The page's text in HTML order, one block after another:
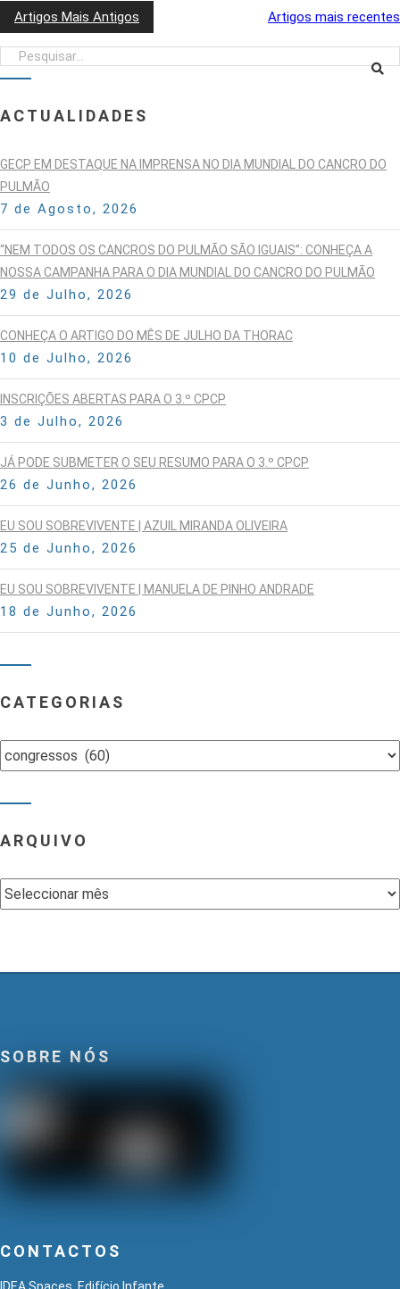
NAVEGAÇÃO
DE
ARTIGOS
Artigos Mais Antigos Artigos mais recentes
ACTUALIDADES
GECP EM DESTAQUE NA IMPRENSA NO DIA MUNDIAL DO CANCRO DO
PULMÃO
7 de Agosto, 2026
“NEM TODOS OS CANCROS DO PULMÃO SÃO IGUAIS”: CONHEÇA A
NOSSA CAMPANHA PARA O DIA MUNDIAL DO CANCRO DO PULMÃO
29 de Julho, 2026
CONHEÇA O ARTIGO DO MÊS DE JULHO DA THORAC
10 de Julho, 2026
INSCRIÇÕES ABERTAS PARA O 3.º CPCP
3 de Julho, 2026
JÁ PODE SUBMETER O SEU RESUMO PARA O 3.º CPCP
26 de Junho, 2026
EU SOU SOBREVIVENTE | AZUIL MIRANDA OLIVEIRA
25 de Junho, 2026
EU SOU SOBREVIVENTE | MANUELA DE PINHO ANDRADE
18 de Junho, 2026
CATEGORIAS
Categorias
ARQUIVO
Arquivo
SOBRE NÓS
CONTACTOS